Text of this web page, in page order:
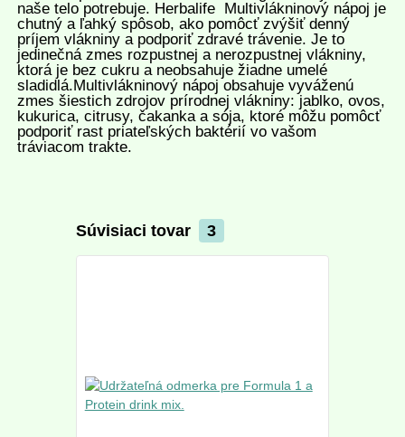
naše telo potrebuje. Herbalife Multivlákninový nápoj je
chutný a ľahký spôsob, ako pomôcť zvýšiť denný
príjem vlákniny a podporiť zdravé trávenie. Je to
jedinečná zmes rozpustnej a nerozpustnej vlákniny,
ktorá je bez cukru a neobsahuje žiadne umelé
sladidlá.Multivlákninový nápoj obsahuje vyváženú
zmes šiestich zdrojov prírodnej vlákniny: jablko, ovos,
kukurica, citrusy, čakanka a sója, ktoré môžu pomôcť
podporiť rast priateľských baktérií vo vašom
tráviacom trakte.
Súvisiaci tovar 3